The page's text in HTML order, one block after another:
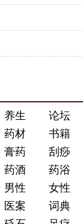
养生
论坛
药材
书籍
膏药
刮痧
药酒
药浴
男性
女性
医案
词典